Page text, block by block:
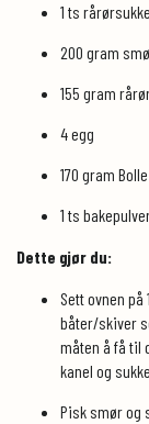
1 ts
200 gram
155 gram
4 egg
170 gram
1 ts
Dette gjør du:
Sett ovnen på
båter/skiver
måten å få til
kanel og
Pisk smør og